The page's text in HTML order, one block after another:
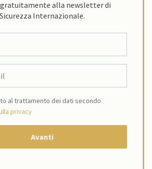
alla newsletter di
Sicurezza Internazionale.
al trattamento dei dati secondo
privacy